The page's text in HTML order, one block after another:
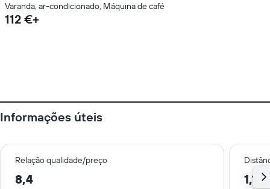
Varanda, ar-condicionado, Máquina de café
112 €+
Informações úteis
Relação qualidade/preço
8,4 1,1